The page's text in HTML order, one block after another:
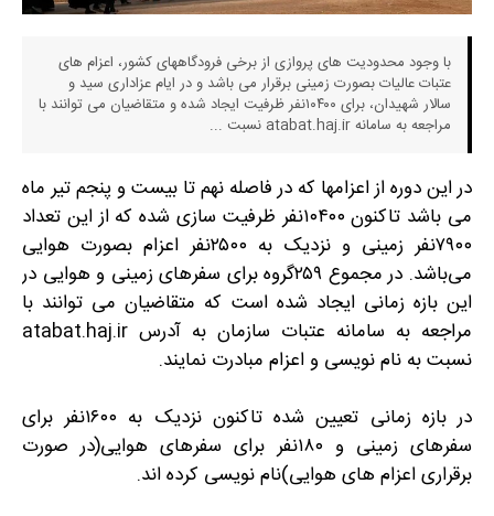
با وجود محدودیت های پروازی از برخی فرودگاههای کشور، اعزام های
عتبات عالیات بصورت زمینی برقرار می باشد و در ایام عزاداری سید و
سالار شهیدان، برای ۱۰۴۰۰نفر ظرفیت ایجاد شده و متقاضیان می توانند با
مراجعه به سامانه atabat.haj.ir نسبت ...
در این دوره از اعزامها که در فاصله نهم تا بیست و پنجم تیر ماه
می باشد تاکنون ۱۰۴۰۰نفر ظرفیت سازی شده که از این تعداد
۷۹۰۰نفر زمینی و نزدیک به ۲۵۰۰نفر اعزام بصورت هوایی
می‌باشد. در مجموع ۲۵۹گروه برای سفرهای زمینی و هوایی در
این بازه زمانی ایجاد شده است که متقاضیان می توانند با
مراجعه به سامانه عتبات سازمان به آدرس atabat.haj.ir
نسبت به نام نویسی و اعزام مبادرت نمایند.
در بازه زمانی تعیین شده تاکنون نزدیک به ۱۶۰۰نفر برای
سفرهای زمینی و ۱۸۰نفر برای سفرهای هوایی(در صورت
برقراری اعزام های هوایی)نام نویسی کرده اند.